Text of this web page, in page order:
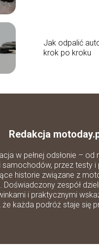
Jak odpalić
krok po kroku
Redakcja
w pełnej odsłonie – od
samochodów, przez testy i
historie związane z
Doświadczony zespół
i praktycznymi
że każda podróż staje się